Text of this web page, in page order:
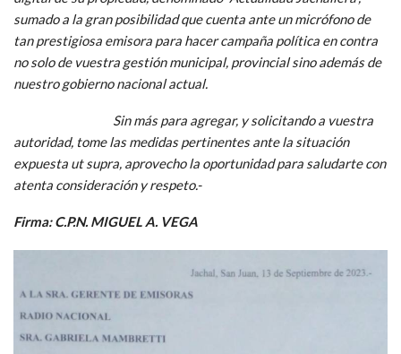
sumado a la gran posibilidad que cuenta ante un micrófono de
tan prestigiosa emisora para hacer campaña política en contra
no solo de vuestra gestión municipal, provincial sino además de
nuestro gobierno nacional actual.
Sin más para agregar, y solicitando a vuestra
autoridad, tome las medidas pertinentes ante la situación
expuesta ut supra, aprovecho la oportunidad para saludarte con
atenta consideración y respeto.-
Firma: C.P.N. MIGUEL A. VEGA